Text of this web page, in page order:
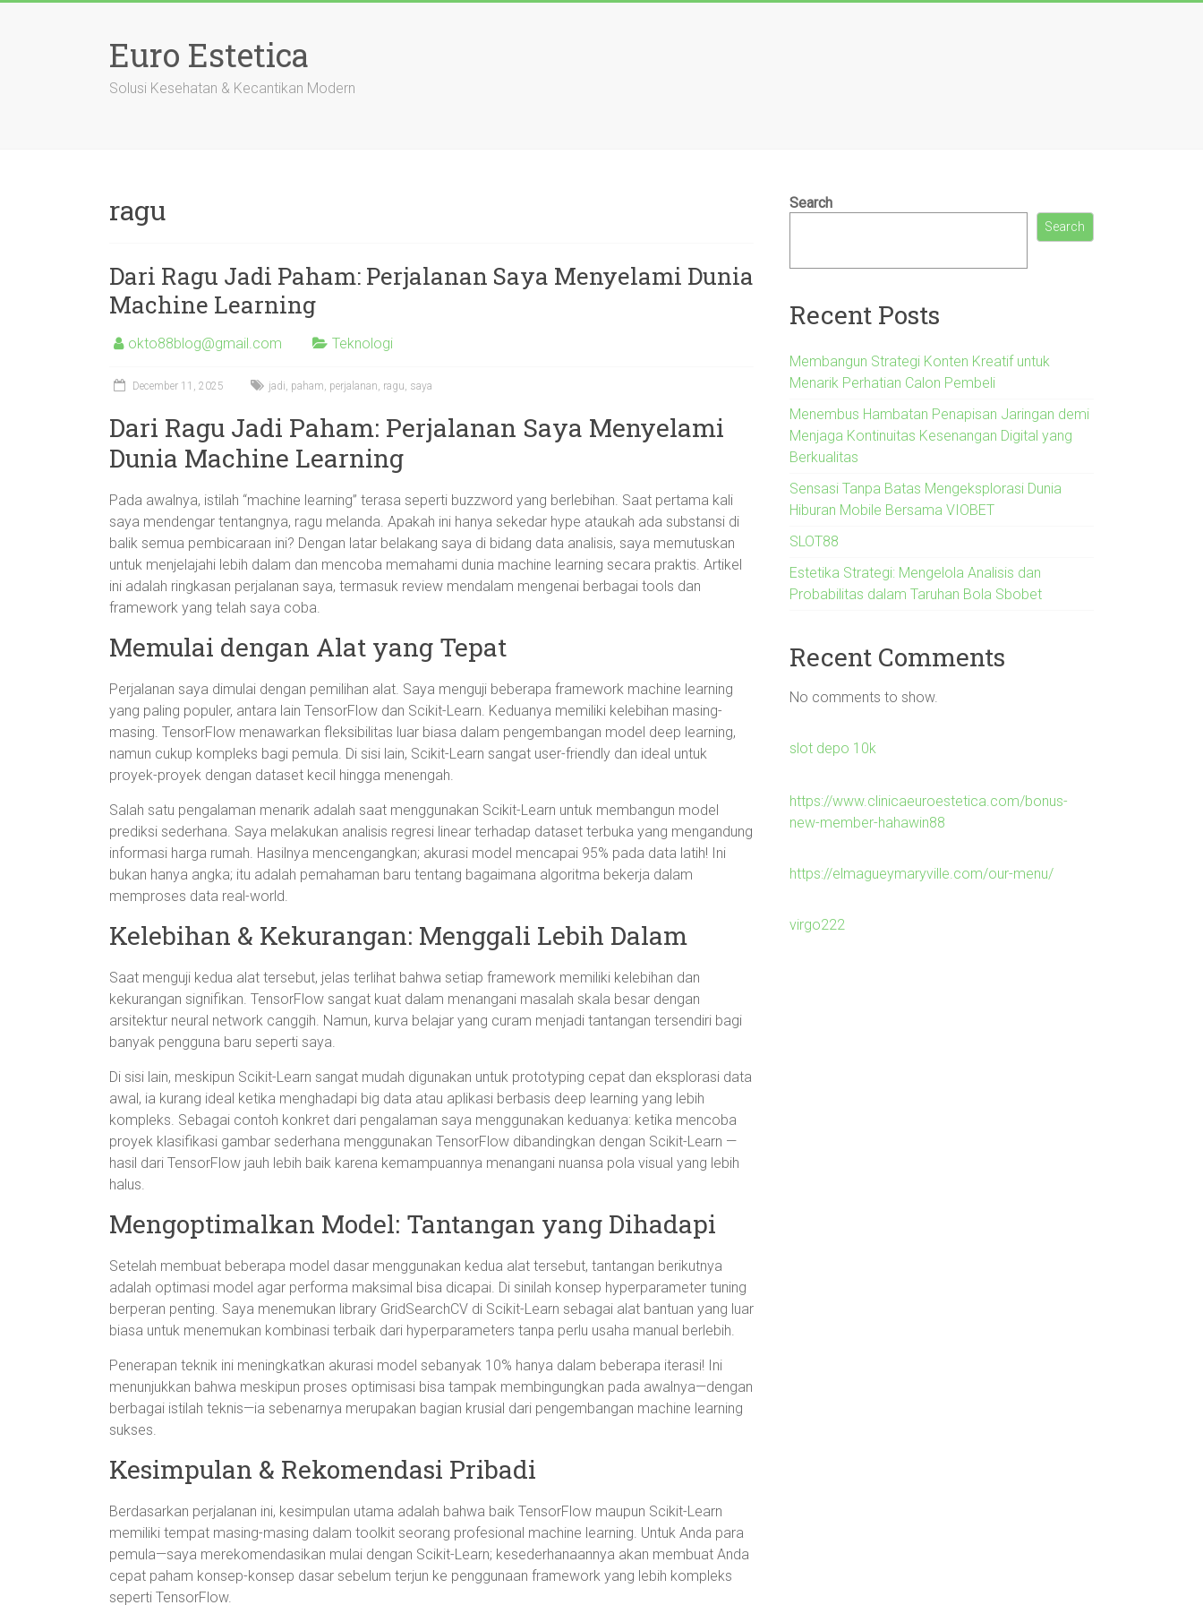
Euro Estetica
Solusi Kesehatan & Kecantikan Modern
ragu
Dari Ragu Jadi Paham: Perjalanan Saya Menyelami Dunia
Machine Learning
okto88blog@gmail.com Teknologi
December 11, 2025 jadi, paham, perjalanan, ragu, saya
Dari Ragu Jadi Paham: Perjalanan Saya Menyelami
Dunia Machine Learning
Pada awalnya, istilah “machine learning” terasa seperti buzzword yang berlebihan. Saat pertama kali
saya mendengar tentangnya, ragu melanda. Apakah ini hanya sekedar hype ataukah ada substansi di
balik semua pembicaraan ini? Dengan latar belakang saya di bidang data analisis, saya memutuskan
untuk menjelajahi lebih dalam dan mencoba memahami dunia machine learning secara praktis. Artikel
ini adalah ringkasan perjalanan saya, termasuk review mendalam mengenai berbagai tools dan
framework yang telah saya coba.
Memulai dengan Alat yang Tepat
Perjalanan saya dimulai dengan pemilihan alat. Saya menguji beberapa framework machine learning
yang paling populer, antara lain TensorFlow dan Scikit-Learn. Keduanya memiliki kelebihan masing-
masing. TensorFlow menawarkan fleksibilitas luar biasa dalam pengembangan model deep learning,
namun cukup kompleks bagi pemula. Di sisi lain, Scikit-Learn sangat user-friendly dan ideal untuk
proyek-proyek dengan dataset kecil hingga menengah.
Salah satu pengalaman menarik adalah saat menggunakan Scikit-Learn untuk membangun model
prediksi sederhana. Saya melakukan analisis regresi linear terhadap dataset terbuka yang mengandung
informasi harga rumah. Hasilnya mencengangkan; akurasi model mencapai 95% pada data latih! Ini
bukan hanya angka; itu adalah pemahaman baru tentang bagaimana algoritma bekerja dalam
memproses data real-world.
Kelebihan & Kekurangan: Menggali Lebih Dalam
Saat menguji kedua alat tersebut, jelas terlihat bahwa setiap framework memiliki kelebihan dan
kekurangan signifikan. TensorFlow sangat kuat dalam menangani masalah skala besar dengan
arsitektur neural network canggih. Namun, kurva belajar yang curam menjadi tantangan tersendiri bagi
banyak pengguna baru seperti saya.
Di sisi lain, meskipun Scikit-Learn sangat mudah digunakan untuk prototyping cepat dan eksplorasi data
awal, ia kurang ideal ketika menghadapi big data atau aplikasi berbasis deep learning yang lebih
kompleks. Sebagai contoh konkret dari pengalaman saya menggunakan keduanya: ketika mencoba
proyek klasifikasi gambar sederhana menggunakan TensorFlow dibandingkan dengan Scikit-Learn —
hasil dari TensorFlow jauh lebih baik karena kemampuannya menangani nuansa pola visual yang lebih
halus.
Mengoptimalkan Model: Tantangan yang Dihadapi
Setelah membuat beberapa model dasar menggunakan kedua alat tersebut, tantangan berikutnya
adalah optimasi model agar performa maksimal bisa dicapai. Di sinilah konsep hyperparameter tuning
berperan penting. Saya menemukan library GridSearchCV di Scikit-Learn sebagai alat bantuan yang luar
biasa untuk menemukan kombinasi terbaik dari hyperparameters tanpa perlu usaha manual berlebih.
Penerapan teknik ini meningkatkan akurasi model sebanyak 10% hanya dalam beberapa iterasi! Ini
menunjukkan bahwa meskipun proses optimisasi bisa tampak membingungkan pada awalnya—dengan
berbagai istilah teknis—ia sebenarnya merupakan bagian krusial dari pengembangan machine learning
sukses.
Kesimpulan & Rekomendasi Pribadi
Berdasarkan perjalanan ini, kesimpulan utama adalah bahwa baik TensorFlow maupun Scikit-Learn
memiliki tempat masing-masing dalam toolkit seorang profesional machine learning. Untuk Anda para
pemula—saya merekomendasikan mulai dengan Scikit-Learn; kesederhanaannya akan membuat Anda
cepat paham konsep-konsep dasar sebelum terjun ke penggunaan framework yang lebih kompleks
seperti TensorFlow.
Search
Search
Recent Posts
Membangun Strategi Konten Kreatif untuk
Menarik Perhatian Calon Pembeli
Menembus Hambatan Penapisan Jaringan demi
Menjaga Kontinuitas Kesenangan Digital yang
Berkualitas
Sensasi Tanpa Batas Mengeksplorasi Dunia
Hiburan Mobile Bersama VIOBET
SLOT88
Estetika Strategi: Mengelola Analisis dan
Probabilitas dalam Taruhan Bola Sbobet
Recent Comments
No comments to show.
slot depo 10k
https://www.clinicaeuroestetica.com/bonus-
new-member-hahawin88
https://elmagueymaryville.com/our-menu/
virgo222